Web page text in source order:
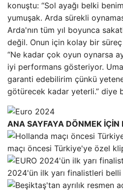
konuştu: “Sol ayağı belki
yumuşak. Arda sürekli
Arda'nın tüm yıl boyunca
değil. Onun için kolay bir
“Ne kadar çok oyun oynarsa
iyi performans gösteriyor.
garanti edebilirim çünkü
götürecek kadar yeterli.” diye
ANA SAYFAYA DÖNMEK İÇİN
maçı öncesi Türkiye'ye özel
2024'ün ilk yarı finalistleri belli